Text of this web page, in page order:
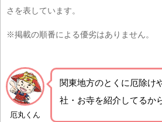
さを表しています。
※掲載の順番による優劣はありません。
厄丸くん
関東地方のとくに厄除け
社・お寺を紹介 してるか